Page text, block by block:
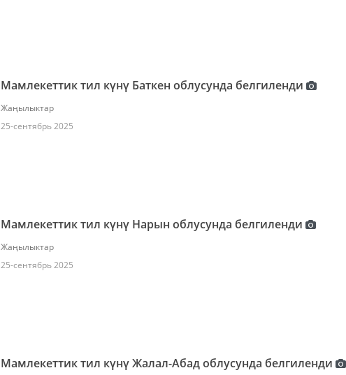
Мамлекеттик тил күнү Баткен облусунда белгиленди
Жаңылыктар
25-сентябрь 2025
Мамлекеттик тил күнү Нарын облусунда белгиленди
Жаңылыктар
25-сентябрь 2025
Мамлекеттик тил күнү Жалал-Абад облусунда белгиленди